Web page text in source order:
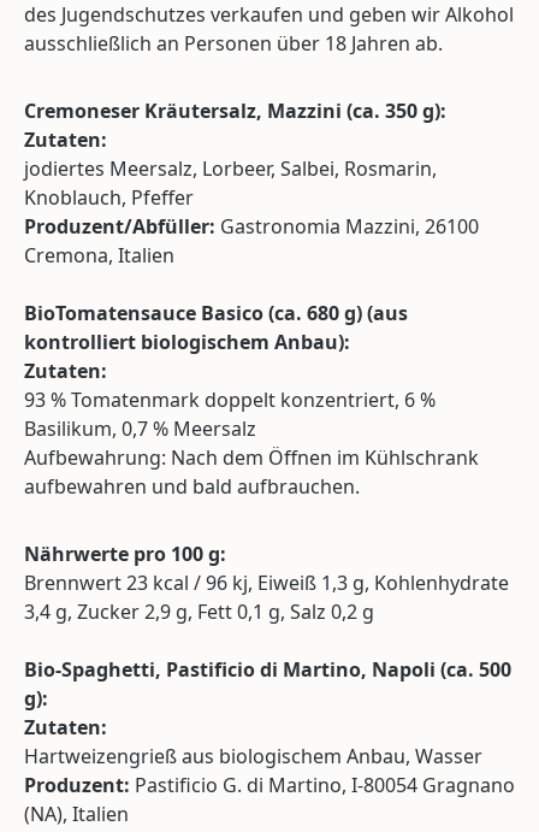
des Jugendschutzes verkaufen und geben wir Alkohol
ausschließlich an Personen über 18 Jahren ab.
Cremoneser Kräutersalz, Mazzini (ca. 350 g):
Zutaten:
jodiertes Meersalz, Lorbeer, Salbei, Rosmarin,
Knoblauch, Pfeffer
Produzent/Abfüller: Gastronomia Mazzini, 26100
Cremona, Italien
BioTomatensauce Basico (ca. 680 g) (aus
kontrolliert biologischem Anbau):
Zutaten:
93 % Tomatenmark doppelt konzentriert, 6 %
Basilikum, 0,7 % Meersalz
Aufbewahrung: Nach dem Öffnen im Kühlschrank
aufbewahren und bald aufbrauchen.
Nährwerte pro 100 g:
Brennwert 23 kcal / 96 kj, Eiweiß 1,3 g, Kohlenhydrate
3,4 g, Zucker 2,9 g, Fett 0,1 g, Salz 0,2 g
Bio-Spaghetti, Pastificio di Martino, Napoli (ca. 500
g):
Zutaten:
Hartweizengrieß aus biologischem Anbau, Wasser
Produzent: Pastificio G. di Martino, I-80054 Gragnano
(NA), Italien